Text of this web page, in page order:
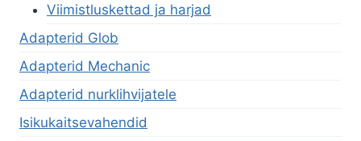
Viimistluskettad ja harjad
Adapterid Glob
Adapterid Mechanic
Adapterid nurklihvijatele
Isikukaitsevahendid